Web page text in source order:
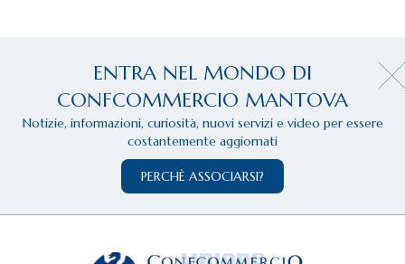
ENTRA NEL MONDO DI
CONFCOMMERCIO MANTOVA
Notizie, informazioni, curiosità, nuovi servizi e video per essere
costantemente aggiornati
PERCHÈ ASSOCIARSI?